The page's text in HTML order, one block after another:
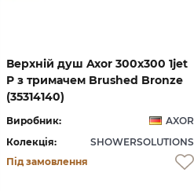
Верхній душ Axor 300х300 1jet
P з тримачем Brushed Bronze
(35314140)
Виробник:
AXOR
Колекція:
SHOWERSOLUTIONS
Під замовлення